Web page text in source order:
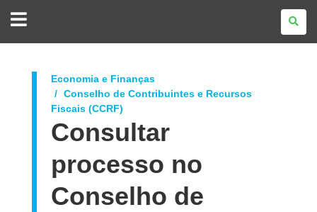
DO
Economia e Finanças
Conselho de Contribuintes e Recursos
Fiscais (CCRF)
Consultar
processo no
Conselho de